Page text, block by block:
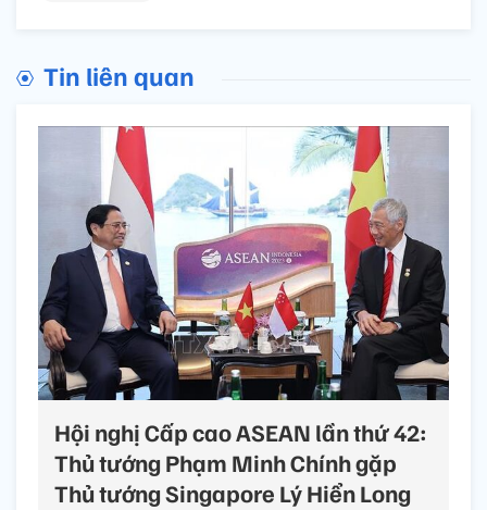
Tin liên quan
Hội nghị Cấp cao ASEAN lần thứ 42:
Thủ tướng Phạm Minh Chính gặp
Thủ tướng Singapore Lý Hiển Long